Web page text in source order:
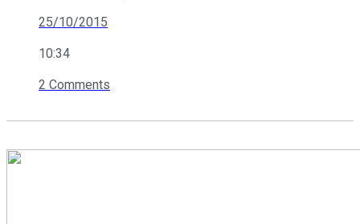
25/10/2015
10:34
2 Comments